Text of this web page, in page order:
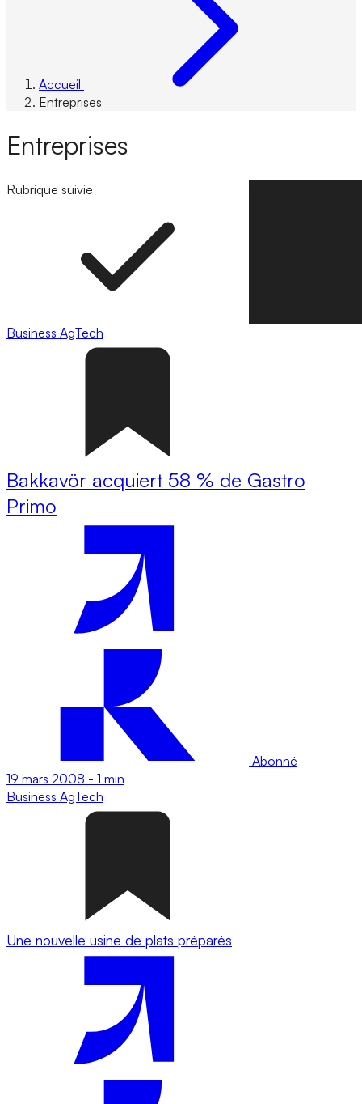
Accueil
Entreprises
Entreprises
Rubrique suivie
Business AgTech
Bakkavör acquiert 58 % de Gastro
Primo
Abonné
19 mars 2008 - 1 min
Business AgTech
Une nouvelle usine de plats préparés